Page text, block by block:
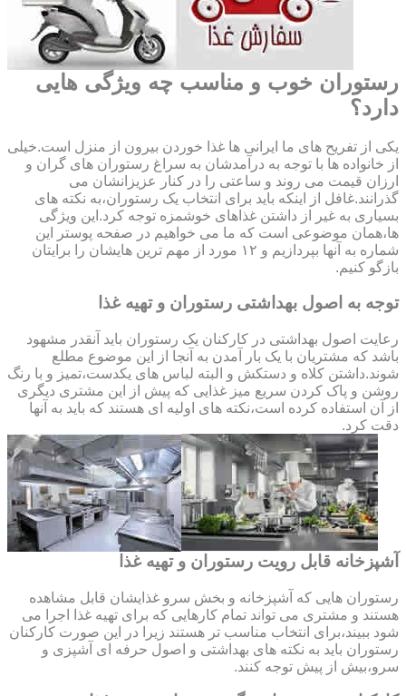
رستوران خوب و مناسب چه ویژگی هایی
دارد؟
یکی از تفریح های ما ایرانی ها غذا خوردن بیرون از منزل است.خیلی
از خانواده ها با توجه به درآمدشان به سراغ رستوران های گران و
ارزان قیمت می روند و ساعتی را در کنار عزیزانشان می
گذرانند.غافل از اینکه باید برای انتخاب یک رستوران،به نکته های
بسیاری به غیر از داشتن غذاهای خوشمزه توجه کرد.این ویژگی
ها،همان موضوعی است که ما می خواهیم در صفحه پوستر این
شماره به آنها بپردازیم و ۱۲ مورد از مهم ترین هایشان را برایتان
بازگو کنیم.
توجه به اصول بهداشتی رستوران و تهیه غذا
رعایت اصول بهداشتی در کارکنان یک رستوران باید آنقدر مشهود
باشد که مشتریان با یک بار آمدن به آنجا از این موضوع مطلع
شوند.داشتن کلاه و دستکش و البته لباس های یکدست،تمیز و با رنگ
روشن و پاک کردن سریع میز غذایی که پیش از این مشتری دیگری
از آن استفاده کرده است،نکته های اولیه ای هستند که باید به آنها
دقت کرد.
آشپزخانه قابل رویت رستوران و تهیه غذا
رستوران هایی که آشپزخانه و بخش سرو غذایشان قابل مشاهده
هستند و مشتری می تواند تمام کارهایی که برای تهیه غذا اجرا می
شود ببیند،برای انتخاب مناسب تر هستند زیرا در این صورت کارکنان
رستوران باید به نکته های بهداشتی و اصول حرفه ای آشپزی و
سرو،بیش از پیش توجه کنند.